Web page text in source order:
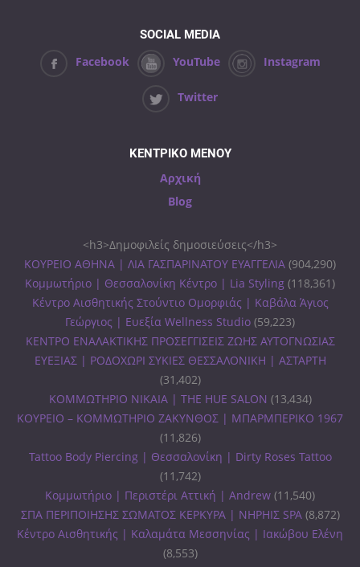
SOCIAL MEDIA
Facebook YouTube Instagram
Twitter
ΚΕΝΤΡΙΚΟ ΜΕΝΟΥ
Αρχική
Blog
<h3>Δημοφιλείς δημοσιεύσεις</h3>
ΚΟΥΡΕΙΟ ΑΘΗΝΑ | ΛΙΑ ΓΑΣΠΑΡΙΝΑΤΟΥ ΕΥΑΓΓΕΛΙΑ (904,290)
Κομμωτήριο | Θεσσαλονίκη Κέντρο | Lia Styling (118,361)
Κέντρο Αισθητικής Στούντιο Ομορφιάς | Καβάλα Άγιος
Γεώργιος | Ευεξία Wellness Studio (59,223)
ΚΕΝΤΡΟ ΕΝΑΛΑΚΤΙΚΗΣ ΠΡΟΣΕΓΓΙΣΕΙΣ ΖΩΗΣ ΑΥΤΟΓΝΩΣΙΑΣ
ΕΥΕΞΙΑΣ | ΡΟΔΟΧΩΡΙ ΣΥΚΙΕΣ ΘΕΣΣΑΛΟΝΙΚΗ | ΑΣΤΑΡΤΗ
(31,402)
ΚΟΜΜΩΤΗΡΙΟ ΝΙΚΑΙΑ | THE HUE SALON (13,434)
ΚΟΥΡΕΙΟ – ΚΟΜΜΩΤΗΡΙΟ ΖΑΚΥΝΘΟΣ | ΜΠΑΡΜΠΕΡΙΚΟ 1967
(11,826)
Tattoo Body Piercing | Θεσσαλονίκη | Dirty Roses Tattoo
(11,742)
Κομμωτήριο | Περιστέρι Αττική | Andrew (11,540)
ΣΠΑ ΠΕΡΙΠΟΙΗΣΗΣ ΣΩΜΑΤΟΣ ΚΕΡΚΥΡΑ | ΝΗΡΗΙΣ SPA (8,872)
Κέντρο Αισθητικής | Καλαμάτα Μεσσηνίας | Ιακώβου Ελένη
(8,553)